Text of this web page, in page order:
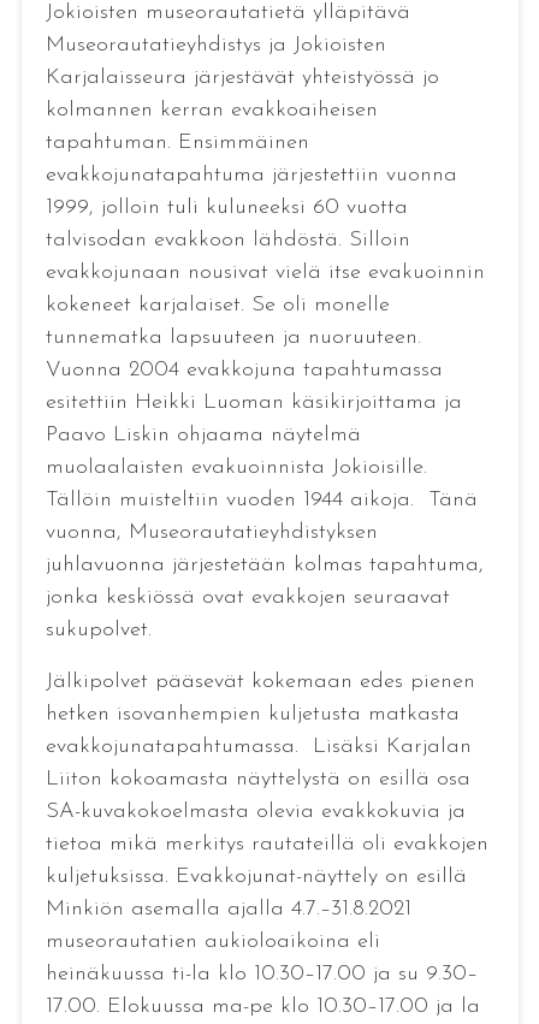
Jokioisten museorautatietä ylläpitävä
Museorautatieyhdistys ja Jokioisten
Karjalaisseura järjestävät yhteistyössä jo
kolmannen kerran evakkoaiheisen
tapahtuman. Ensimmäinen
evakkojunatapahtuma järjestettiin vuonna
1999, jolloin tuli kuluneeksi 60 vuotta
talvisodan evakkoon lähdöstä. Silloin
evakkojunaan nousivat vielä itse evakuoinnin
kokeneet karjalaiset. Se oli monelle
tunnematka lapsuuteen ja nuoruuteen.
Vuonna 2004 evakkojuna tapahtumassa
esitettiin Heikki Luoman käsikirjoittama ja
Paavo Liskin ohjaama näytelmä
muolaalaisten evakuoinnista Jokioisille.
Tällöin muisteltiin vuoden 1944 aikoja. Tänä
vuonna, Museorautatieyhdistyksen
juhlavuonna järjestetään kolmas tapahtuma,
jonka keskiössä ovat evakkojen seuraavat
sukupolvet.
Jälkipolvet pääsevät kokemaan edes pienen
hetken isovanhempien kuljetusta matkasta
evakkojunatapahtumassa. Lisäksi Karjalan
Liiton kokoamasta näyttelystä on esillä osa
SA-kuvakokoelmasta olevia evakkokuvia ja
tietoa mikä merkitys rautateillä oli evakkojen
kuljetuksissa. Evakkojunat-näyttely on esillä
Minkiön asemalla ajalla 4.7.–31.8.2021
museorautatien aukioloaikoina eli
heinäkuussa ti-la klo 10.30–17.00 ja su 9.30–
17.00. Elokuussa ma-pe klo 10.30–17.00 ja la